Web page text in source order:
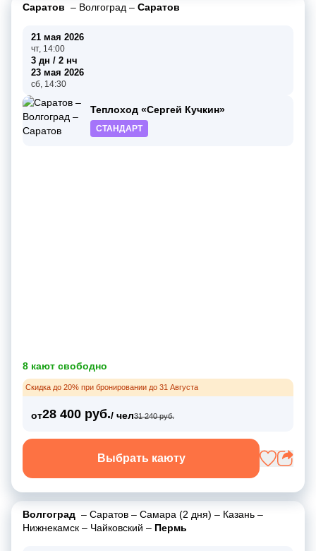
Саратов – Волгоград – Саратов
21 мая 2026
чт, 14:00
3 дн / 2 нч
23 мая 2026
сб, 14:30
Теплоход «Сергей Кучкин»
СТАНДАРТ
8 кают свободно
Скидка до 20% при бронировании до 31 Августа
от28 400 руб./ чел31 240 руб.
Выбрать каюту
Волгоград – Саратов – Самара (2 дня) – Казань –
Нижнекамск – Чайковский – Пермь